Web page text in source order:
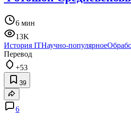
6 мин
13K
История ITНаучно-популярное
Перевод
+53
39
6